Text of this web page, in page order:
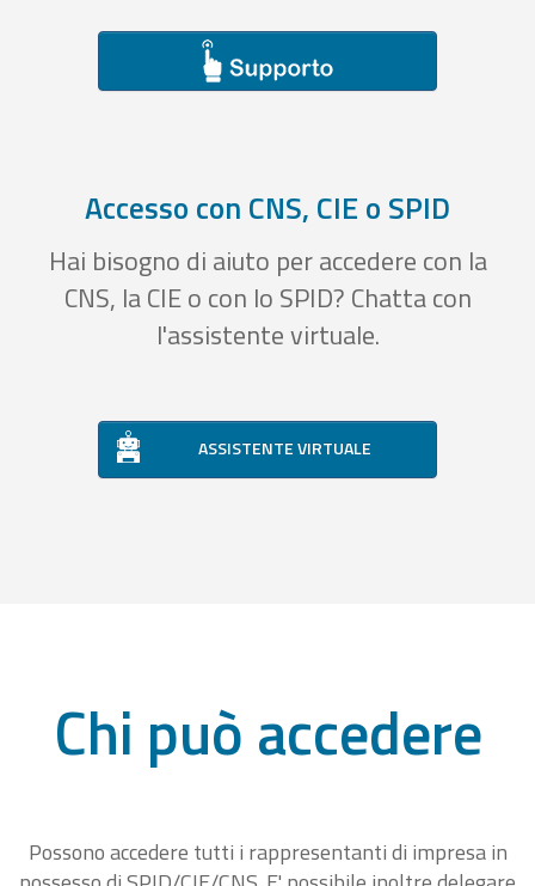
Accesso con CNS, CIE o SPID
Hai bisogno di aiuto per accedere con la
CNS, la CIE o con lo SPID? Chatta con
l'assistente virtuale.
ASSISTENTE VIRTUALE
Chi può accedere
Possono accedere tutti i rappresentanti di impresa in